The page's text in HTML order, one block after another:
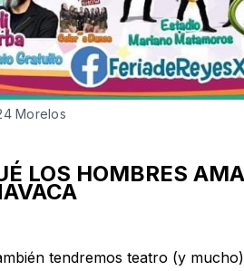
Morelos
LOS HOMBRES
tendremos teatro (y